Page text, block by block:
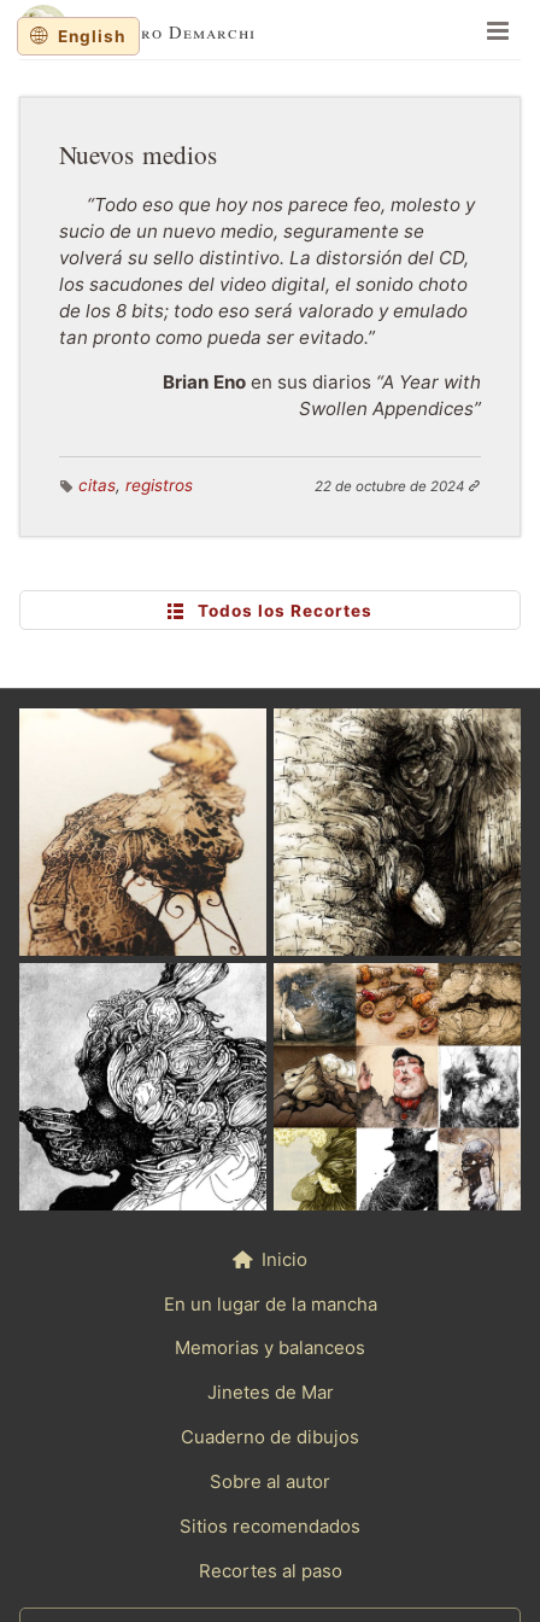
Lisandro Demarchi
Jinetes de Mar
Cuaderno de dibujos
Sobre al autor
Sitios recomendados
Recortes al paso
English
Nuevos medios
“Todo eso que hoy nos parece feo, molesto y
sucio de un nuevo medio, seguramente se
volverá su sello distintivo. La distorsión del CD,
los sacudones del video digital, el sonido choto
de los 8 bits; todo eso será valorado y emulado
tan pronto como pueda ser evitado.”
Brian Eno en sus diarios “A Year with
Swollen Appendices”
citas, registros 22 de octubre de 2024
Todos los Recortes
English
Inicio
En un lugar de la mancha
Memorias y balanceos
Jinetes de Mar
Cuaderno de dibujos
Sobre al autor
Sitios recomendados
Recortes al paso